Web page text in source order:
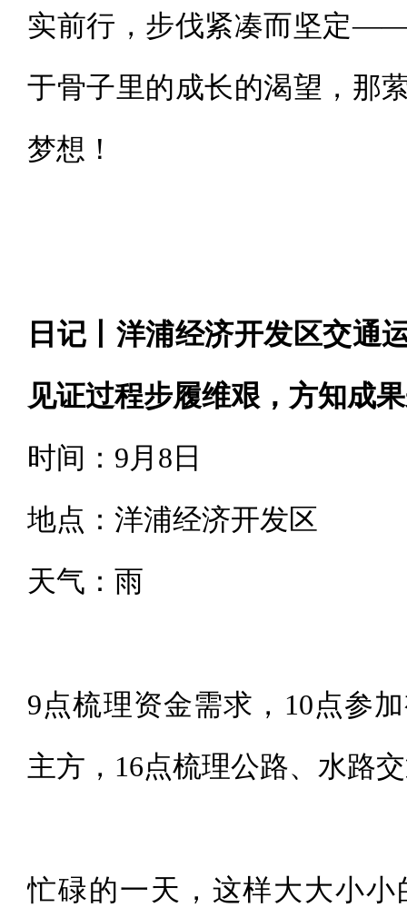
实前行，步伐紧凑而坚定
于骨子里的成长的渴望，那
梦想！
日记丨洋浦经济开发区交通
见证过程步履维艰，方知成
时间：9月8日
地点：洋浦经济开发区
天气：雨
9点梳理资金需求，10点参
主方，16点梳理公路、水路
忙碌的一天，这样大大小